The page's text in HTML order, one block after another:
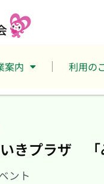
案内 利用の
きプラザ 「
ント